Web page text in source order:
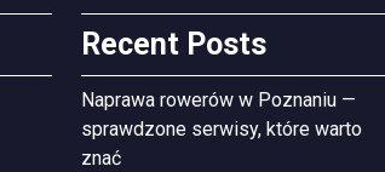
Recent Posts
Naprawa rowerów w Poznaniu —
sprawdzone serwisy, które warto
znać